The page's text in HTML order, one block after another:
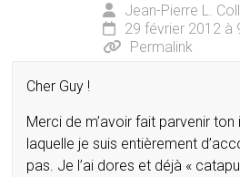
Jean-Pierre L.
29 février 2012 à
Permalink
Cher Guy !
Merci de m’avoir fait parvenir
laquelle je suis entièrement
pas. Je l’ai dores et déjà «